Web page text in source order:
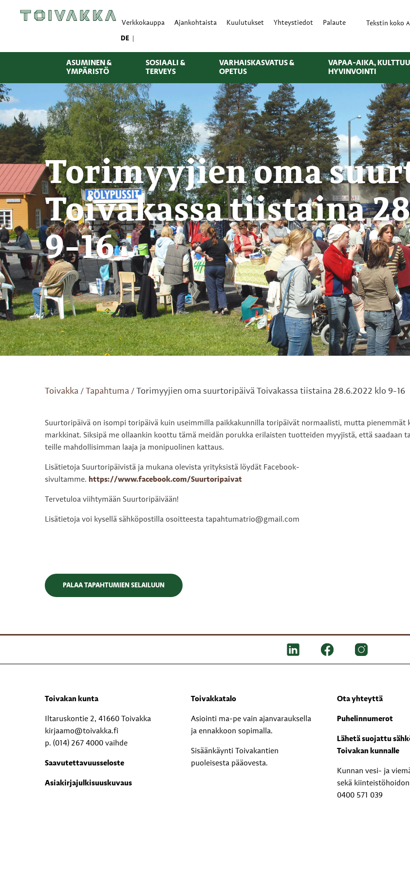
Verkkokauppa Ajankohtaista Kuulutukset Yhteystiedot Palaute Tekstin koko A
DE
ASUMINEN &
YMPÄRISTÖ
SOSIAALI &
TERVEYS
VARHAISKASVATUS &
OPETUS
VAPAA-AIKA,
HYVINVOINTI
Torimyyjien oma
Toivakassa tiistaina
9-16
Toivakka / Tapahtuma / Torimyyjien oma suurtoripäivä Toivakassa tiistaina 28.6.2022 klo 9-16
Suurtoripäivä on isompi toripäivä kuin useimmilla paikkakunnilla toripäivät normaalisti, mutta pienemmät
markkinat. Siksipä me ollaankin koottu tämä meidän porukka erilaisten tuotteiden myyjistä, että saadaan
teille mahdollisimman laaja ja monipuolinen kattaus.
Lisätietoja Suurtoripäivistä ja mukana olevista yrityksistä löydät Facebook-
sivultamme. https://www.facebook.com/Suurtoripaivat
Tervetuloa viihtymään Suurtoripäivään!
Lisätietoja voi kysellä sähköpostilla osoitteesta tapahtumatrio@gmail.com
PALAA TAPAHTUMIEN SELAILUUN
Toivakan kunta
Iltaruskontie 2, 41660 Toivakka
kirjaamo@toivakka.fi
p. (014) 267 4000 vaihde
Saavutettavuusseloste
Asiakirjajulkisuuskuvaus
Toivakkatalo
Asiointi ma-pe vain ajanvarauksella
ja ennakkoon sopimalla.
Sisäänkäynti Toivakantien
puoleisesta pääovesta.
Ota yhteyttä
Puhelinnumerot
Lähetä suojattu
Toivakan kunnalle
Kunnan vesi- ja
sekä
0400 571 039